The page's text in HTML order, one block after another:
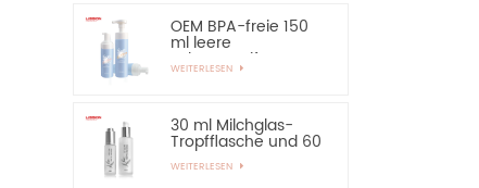
OEM BPA-freie 150
ml leere
Schaumseifen-
Pumpflasche
WEITERLESEN
30 ml Milchglas-
Tropfflasche und 60
ml Pumpspray-
Glasflasche
WEITERLESEN